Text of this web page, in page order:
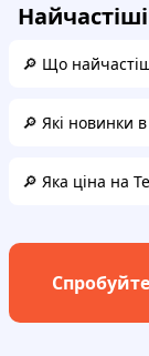
🔎 Що
🔎 Які новинки в
🔎 Яка ціна на